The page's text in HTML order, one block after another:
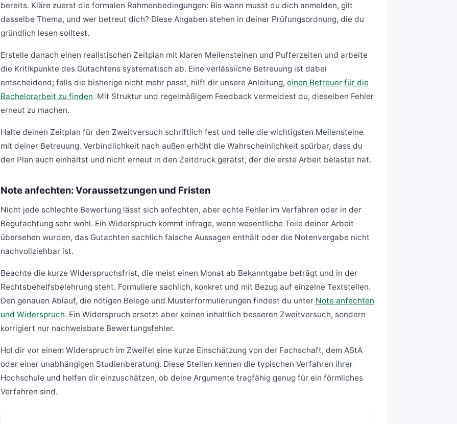
bereits. Kläre zuerst die formalen Rahmenbedingungen: Bis wann musst du dich anmelden, gilt
dasselbe Thema, und wer betreut dich? Diese Angaben stehen in deiner Prüfungsordnung, die du
gründlich lesen solltest.
Erstelle danach einen realistischen Zeitplan mit klaren Meilensteinen und Pufferzeiten und arbeite
die Kritikpunkte des Gutachtens systematisch ab. Eine verlässliche Betreuung ist dabei
entscheidend; falls die bisherige nicht mehr passt, hilft dir unsere Anleitung, einen Betreuer für die
Bachelorarbeit zu finden. Mit Struktur und regelmäßigem Feedback vermeidest du, dieselben Fehler
erneut zu machen.
Halte deinen Zeitplan für den Zweitversuch schriftlich fest und teile die wichtigsten Meilensteine
mit deiner Betreuung. Verbindlichkeit nach außen erhöht die Wahrscheinlichkeit spürbar, dass du
den Plan auch einhältst und nicht erneut in den Zeitdruck gerätst, der die erste Arbeit belastet hat.
Note anfechten: Voraussetzungen und Fristen
Nicht jede schlechte Bewertung lässt sich anfechten, aber echte Fehler im Verfahren oder in der
Begutachtung sehr wohl. Ein Widerspruch kommt infrage, wenn wesentliche Teile deiner Arbeit
übersehen wurden, das Gutachten sachlich falsche Aussagen enthält oder die Notenvergabe nicht
nachvollziehbar ist.
Beachte die kurze Widerspruchsfrist, die meist einen Monat ab Bekanntgabe beträgt und in der
Rechtsbehelfsbelehrung steht. Formuliere sachlich, konkret und mit Bezug auf einzelne Textstellen.
Den genauen Ablauf, die nötigen Belege und Musterformulierungen findest du unter Note anfechten
und Widerspruch. Ein Widerspruch ersetzt aber keinen inhaltlich besseren Zweitversuch, sondern
korrigiert nur nachweisbare Bewertungsfehler.
Hol dir vor einem Widerspruch im Zweifel eine kurze Einschätzung von der Fachschaft, dem AStA
oder einer unabhängigen Studienberatung. Diese Stellen kennen die typischen Verfahren ihrer
Hochschule und helfen dir einzuschätzen, ob deine Argumente tragfähig genug für ein förmliches
Verfahren sind.